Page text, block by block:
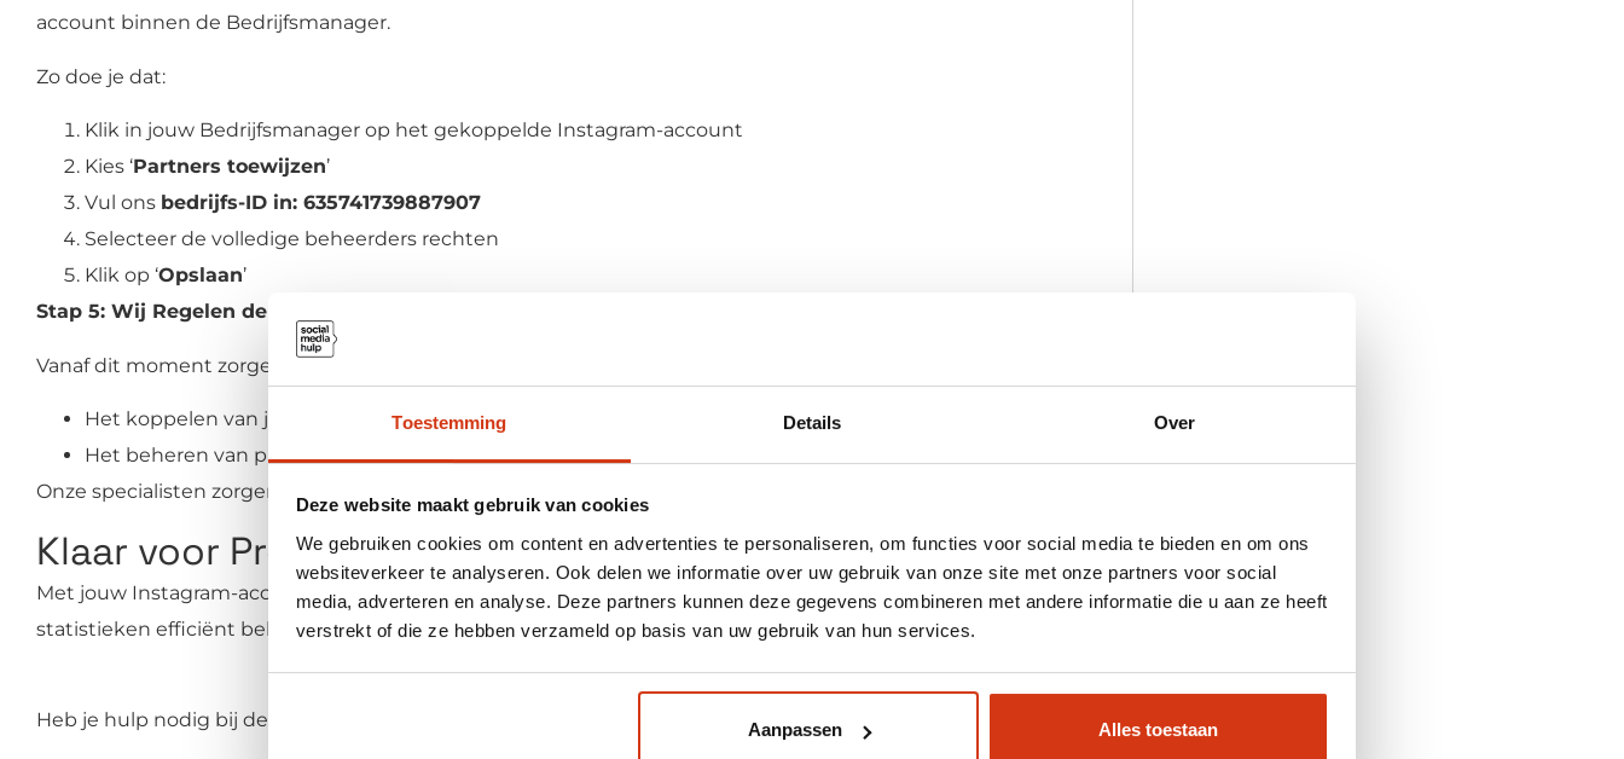
Toestemming Details Over
Deze website maakt gebruik van cookies
We gebruiken cookies om content en advertenties te personaliseren, om functies voor social media te bieden en om ons
websiteverkeer te analyseren. Ook delen we informatie over uw gebruik van onze site met onze partners voor social
media, adverteren en analyse. Deze partners kunnen deze gegevens combineren met andere informatie die u aan ze heeft
verstrekt of die ze hebben verzameld op basis van uw gebruik van hun services.
Aanpassen Alles toestaan
account binnen de Bedrijfsmanager.
Zo doe je dat:
Klik in jouw Bedrijfsmanager op het gekoppelde Instagram-account
Kies ‘Partners toewijzen’
Vul ons bedrijfs-ID in: 635741739887907
Selecteer de volledige beheerders rechten
Klik op ‘Opslaan’
Stap 5: Wij Regelen de Rest
Vanaf dit moment zorgen wij voor:
Het koppelen van je Instagram-account aan advertentiecampagnes
Het beheren van prestaties
Onze specialisten zorgen dat alles correct en veilig gekoppeld is, zodat jij volledig ontzorgd wordt.
Klaar voor Professioneel Instagrambeheer
Met jouw Instagram-account gekoppeld aan de Bedrijfsmanager kunnen wij advertenties, berichten en
statistieken efficiënt beheren — allemaal vanuit één veilige omgeving.
Heb je hulp nodig bij de koppeling? helpen je stap voor stap, zodat alles in één keer goed staat.